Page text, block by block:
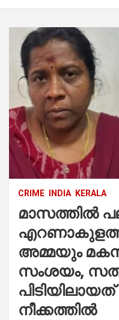
CRIME INDIA KERALA
മാസത്തിൽ
അമ്മയും
സംശയം,
നീക്കത്തിൽ